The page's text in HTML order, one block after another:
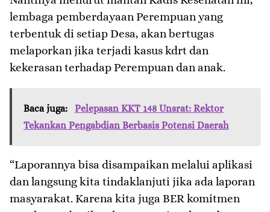
lembaga pemberdayaan Perempuan yang
terbentuk di setiap Desa, akan bertugas
melaporkan jika terjadi kasus kdrt dan
kekerasan terhadap Perempuan dan anak.
Baca juga:
Pelepasan KKT 148 Unsrat: Rektor
Tekankan Pengabdian Berbasis Potensi Daerah
“Laporannya bisa disampaikan melalui aplikasi
dan langsung kita tindaklanjuti jika ada laporan
masyarakat. Karena kita juga BER komitmen